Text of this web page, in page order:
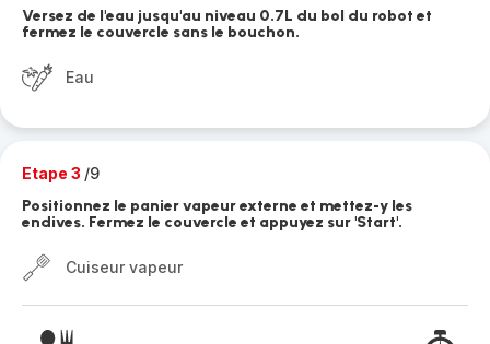
Versez de l'eau jusqu'au niveau 0.7L du bol du robot et
fermez le couvercle sans le bouchon.
Eau
Etape 3 /9
Positionnez le panier vapeur externe et mettez-y les
endives. Fermez le couvercle et appuyez sur 'Start'.
Cuiseur vapeur